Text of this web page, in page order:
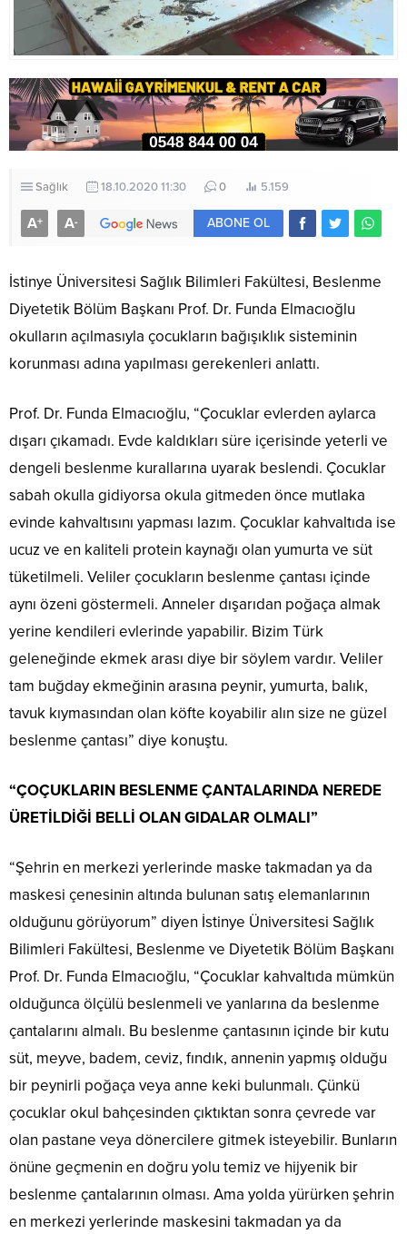
Sağlık 18.10.2020 11:30 0 5.159
A+ A- ABONE OL
İstinye Üniversitesi Sağlık Bilimleri Fakültesi, Beslenme
Diyetetik Bölüm Başkanı Prof. Dr. Funda Elmacıoğlu
okulların açılmasıyla çocukların bağışıklık sisteminin
korunması adına yapılması gerekenleri anlattı.
Prof. Dr. Funda Elmacıoğlu, “Çocuklar evlerden aylarca
dışarı çıkamadı. Evde kaldıkları süre içerisinde yeterli ve
dengeli beslenme kurallarına uyarak beslendi. Çocuklar
sabah okulla gidiyorsa okula gitmeden önce mutlaka
evinde kahvaltısını yapması lazım. Çocuklar kahvaltıda ise
ucuz ve en kaliteli protein kaynağı olan yumurta ve süt
tüketilmeli. Veliler çocukların beslenme çantası içinde
aynı özeni göstermeli. Anneler dışarıdan poğaça almak
yerine kendileri evlerinde yapabilir. Bizim Türk
geleneğinde ekmek arası diye bir söylem vardır. Veliler
tam buğday ekmeğinin arasına peynir, yumurta, balık,
tavuk kıymasından olan köfte koyabilir alın size ne güzel
beslenme çantası” diye konuştu.
“ÇOÇUKLARIN BESLENME ÇANTALARINDA NEREDE
ÜRETİLDİĞİ BELLİ OLAN GIDALAR OLMALI”
“Şehrin en merkezi yerlerinde maske takmadan ya da
maskesi çenesinin altında bulunan satış elemanlarının
olduğunu görüyorum” diyen İstinye Üniversitesi Sağlık
Bilimleri Fakültesi, Beslenme ve Diyetetik Bölüm Başkanı
Prof. Dr. Funda Elmacıoğlu, “Çocuklar kahvaltıda mümkün
olduğunca ölçülü beslenmeli ve yanlarına da beslenme
çantalarını almalı. Bu beslenme çantasının içinde bir kutu
süt, meyve, badem, ceviz, fındık, annenin yapmış olduğu
bir peynirli poğaça veya anne keki bulunmalı. Çünkü
çocuklar okul bahçesinden çıktıktan sonra çevrede var
olan pastane veya dönercilere gitmek isteyebilir. Bunların
önüne geçmenin en doğru yolu temiz ve hijyenik bir
beslenme çantalarının olması. Ama yolda yürürken şehrin
en merkezi yerlerinde maskesini takmadan ya da